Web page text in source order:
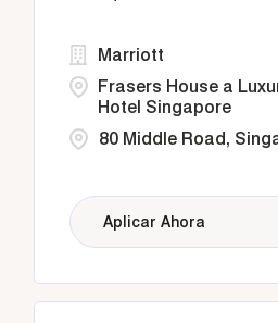
80 Middle Road,
Marriott
Frasers House a
Hotel Singapore
Aplicar Ahora